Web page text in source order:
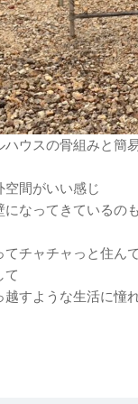
ハウスの骨組みと簡
空間がいい感じ
になってきているの
てチャチャっと住ん
て
すような生活に憧